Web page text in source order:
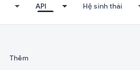
API Hệ sinh thái
Thêm